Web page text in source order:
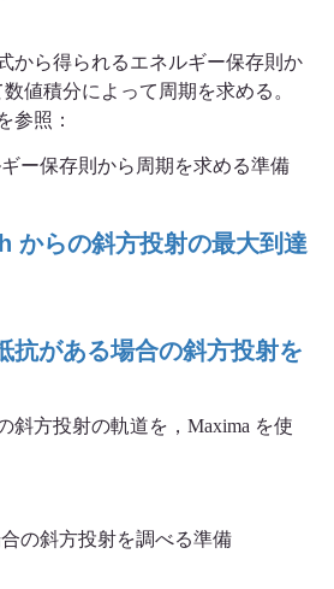
から得られるエネルギー保存則か
値積分によって周期を求める。
参照：
ー保存則から周期を求める準備
からの斜方投射の最大到達
抗がある場合の斜方投射を
斜方投射の軌道を，Maxima を使
の斜方投射を調べる準備